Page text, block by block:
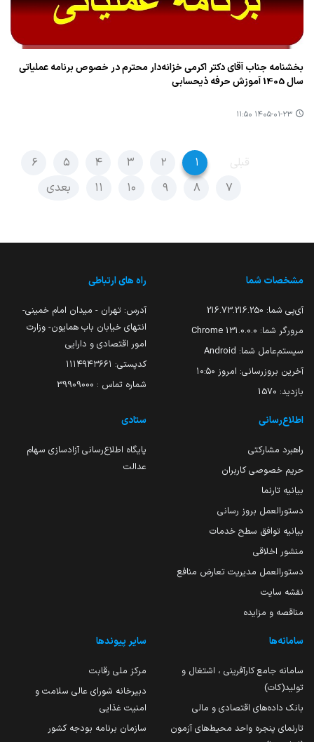
بخشنامه جناب آقای دکتر اکرمی خزانه‌دار محترم در خصوص برنامه عملیاتی
سال 1405 آموزش حرفه ذیحسابی
۱۴۰۵-۰۱-۲۳ ۱۱:۵۰
قبلی ۱ ۲ ۳ ۴ ۵
۶
۷
۸ ۹ ۱۰ ۱۱ بعدی
مشخصات شما
آی‌پی شما: 216.73.216.250
مرورگر شما: 131.0.0.0 Chrome
سیستم‌عامل شما: Android
آخرین بروزرسانی: امروز ۱۰:۵۰
بازدید: 1570
راه های ارتباطی
آدرس: تهران - میدان امام خمینی-
انتهای خیابان باب همایون- وزارت
امور اقتصادی و دارایی
کدپستی: ۱۱۱۴۹۴۳۶۶۱
شماره تماس : 39909000
اطلاع‌رسانی
راهبرد مشارکتی
حریم خصوصی کاربران
بیانیه تارنما
دستورالعمل بروز رسانی
بیانیه توافق سطح خدمات
منشور اخلاقی
دستورالعمل مدیریت تعارض منافع
نقشه سایت
مناقصه و مزایده
ستادی
پایگاه اطلاع‌رسانی آزادسازی سهام
عدالت
سامانه‌ها
سامانه جامع کارآفرینی ، اشتغال و
تولید(کات)
بانک داده‌های اقتصادی و مالی
تارنمای پنجره واحد محیط‌های آزمون
سایر پیوندها
مرکز ملی رقابت
دبیرخانه شورای عالی سلامت و
امنیت غذایی
سازمان برنامه بودجه کشور